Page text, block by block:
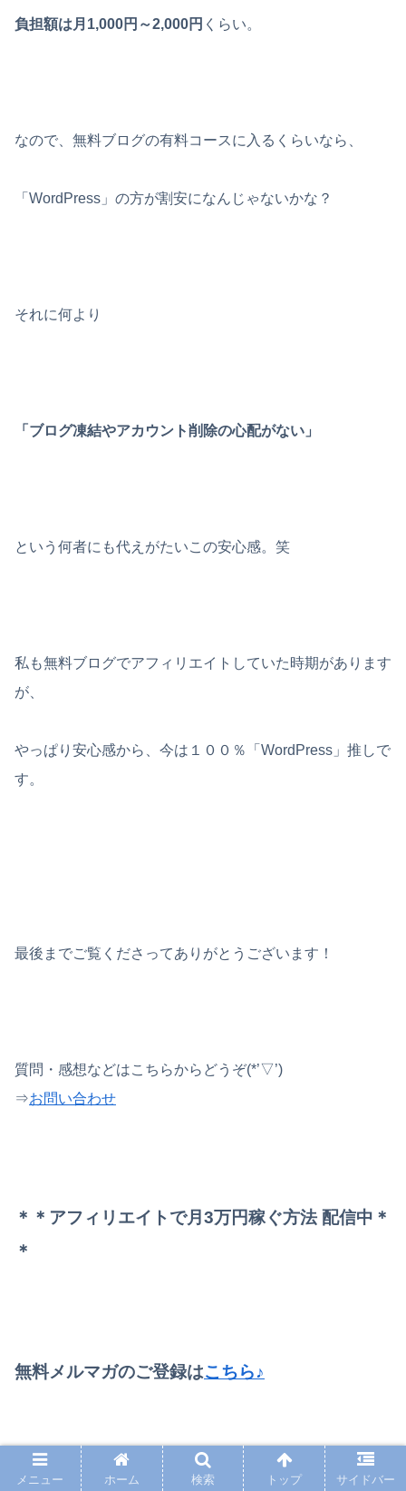
負担額は月1,000円～2,000円 くらい。
なので、無料ブログの有料コースに入るくらいなら、
「WordPress」の方が割安になんじゃないかな？
それに何より
「ブログ凍結やアカウント削除の心配がない」
という何者にも代えがたいこの安心感。笑
私も無料ブログでアフィリエイトしていた時期があります
が、
やっぱり安心感から、今は１００％「WordPress」推しで
す。
最後までご覧くださってありがとうございます！
質問・感想などはこちらからどうぞ(*’▽’)
⇒お問い合わせ
＊＊アフィリエイトで月3万円稼ぐ方法 配信中＊
＊
無料メルマガのご登録はこちら♪
メニュー ホーム 検索 トップ サイドバー